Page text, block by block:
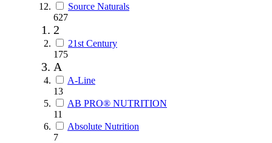
Source Naturals
627
2
21st Century
175
A
A-Line
13
AB PRO® NUTRITION
11
Absolute Nutrition
7